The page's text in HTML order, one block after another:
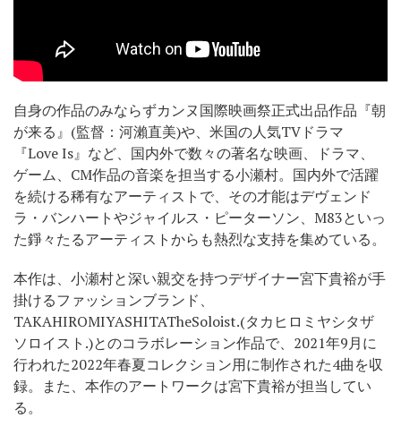
自身の作品のみならずカンヌ国際映画祭正式出品作品『朝
が来る』(監督：河瀨直美)や、米国の人気TVドラマ
『Love Is』など、国内外で数々の著名な映画、ドラマ、
ゲーム、CM作品の音楽を担当する小瀬村。国内外で活躍
を続ける稀有なアーティストで、その才能はデヴェンド
ラ・バンハートやジャイルス・ピーターソン、M83といっ
た錚々たるアーティストからも熱烈な支持を集めている。
本作は、小瀬村と深い親交を持つデザイナー宮下貴裕が手
掛けるファッションブランド、
TAKAHIROMIYASHITATheSoloist.(タカヒロミヤシタザ
ソロイスト.)とのコラボレーション作品で、2021年9月に
行われた2022年春夏コレクション用に制作された4曲を収
録。また、本作のアートワークは宮下貴裕が担当してい
る。